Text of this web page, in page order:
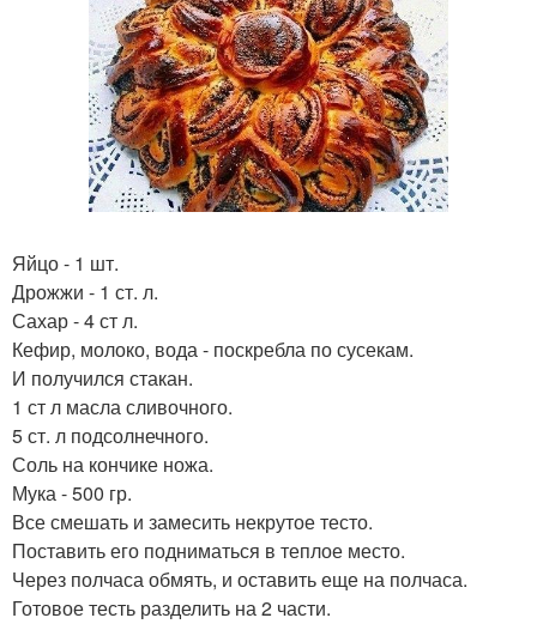
Яйцо - 1 шт.
Дрожжи - 1 ст. л.
Сахар - 4 ст л.
Кефир, молоко, вода - поскребла по сусекам.
И получился стакан.
1 ст л масла сливочного.
5 ст. л подсолнечного.
Соль на кончике ножа.
Мука - 500 гр.
Все смешать и замесить некрутое тесто.
Поставить его подниматься в теплое место.
Через полчаса обмять, и оставить еще на полчаса.
Готовое тесть разделить на 2 части.